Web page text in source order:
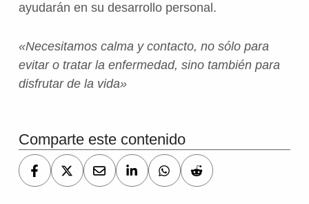
ayudarán en su desarrollo personal.
«Necesitamos calma y contacto, no sólo para
evitar o tratar la enfermedad, sino también para
disfrutar de la vida»
Comparte este contenido